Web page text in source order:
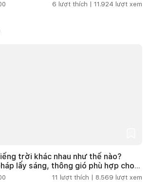
6 lượt thích | 11.924 lượt xem
trời khác nhau như thế nào?
lấy sáng, thông gió phù hợp cho
11 lượt thích | 8.569 lượt xem